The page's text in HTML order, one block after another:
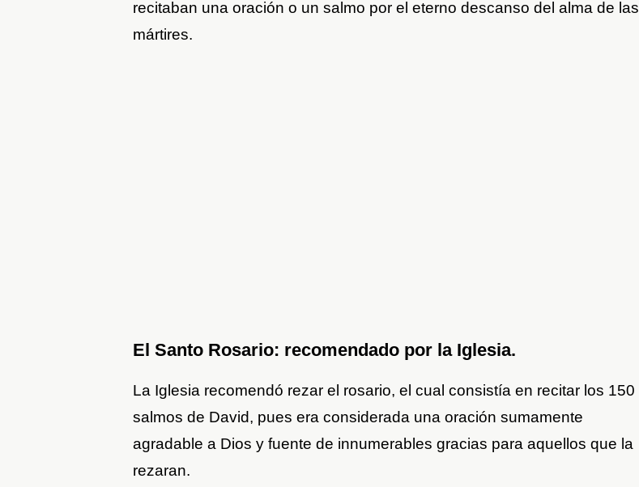
recitaban una oración o un salmo por el eterno descanso del alma de las
mártires.
El Santo Rosario: recomendado por la Iglesia.
La Iglesia recomendó rezar el rosario, el cual consistía en recitar los 150
salmos de David, pues era considerada una oración sumamente
agradable a Dios y fuente de innumerables gracias para aquellos que la
rezaran.